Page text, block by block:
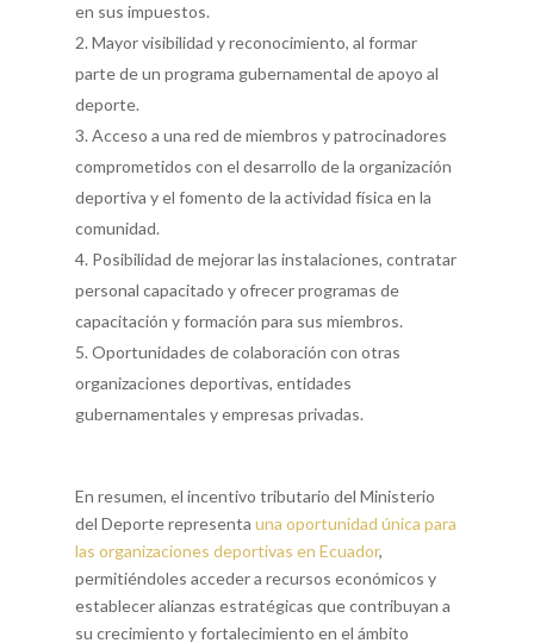
en sus impuestos.
Mayor visibilidad y reconocimiento, al formar
parte de un programa gubernamental de apoyo al
deporte.
Acceso a una red de miembros y patrocinadores
comprometidos con el desarrollo de la organización
deportiva y el fomento de la actividad física en la
comunidad.
Posibilidad de mejorar las instalaciones, contratar
personal capacitado y ofrecer programas de
capacitación y formación para sus miembros.
Oportunidades de colaboración con otras
organizaciones deportivas, entidades
gubernamentales y empresas privadas.
En resumen, el incentivo tributario del Ministerio
del Deporte representa una oportunidad única para
las organizaciones deportivas en Ecuador,
permitiéndoles acceder a recursos económicos y
establecer alianzas estratégicas que contribuyan a
su crecimiento y fortalecimiento en el ámbito